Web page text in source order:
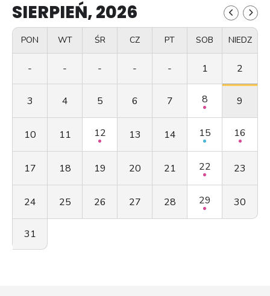
18:00 – Zespół Regionalny ,,Dolina Popradu”
, wystąpi
w sali widowiskowej.
Ośrodku Czytelnictwa i Kultury Gminy Suwałki,
Płociczno – Osiedle 61, 16-402 Suwałki. Więcej
informacji pod numerem 883 284 888
Zapraszamy do udziału w tym niezwykłym muzycznym
wydarzeniu. Do zobaczenia!
SIERPIEŃ, 2026
PON WT ŚR CZ PT SOB NIEDZ
- - - - - 1 2
3 4 5 6 7 8 9
10 11 12 13 14 15 16
17 18 19 20 21 22 23
24 25 26 27 28 29 30
31